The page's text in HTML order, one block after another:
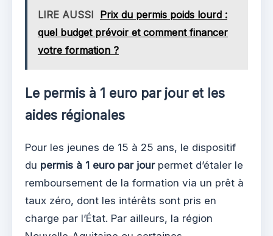
LIRE AUSSI Prix du permis poids lourd :
quel budget prévoir et comment financer
votre formation ?
Le permis à 1 euro par jour et les
aides régionales
Pour les jeunes de 15 à 25 ans, le dispositif
du permis à 1 euro par jourpermet d’étaler le
remboursement de la formation via un prêt à
taux zéro, dont les intérêts sont pris en
charge par l’État. Par ailleurs, la région